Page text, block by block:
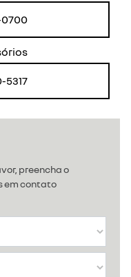
preencha o
em contato
0700
5317